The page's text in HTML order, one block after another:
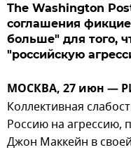
The Washington
соглашения
больше" для того,
"российскую
МОСКВА, 27 июн —
Коллективная
Россию на агрессию,
Джон Маккейн в